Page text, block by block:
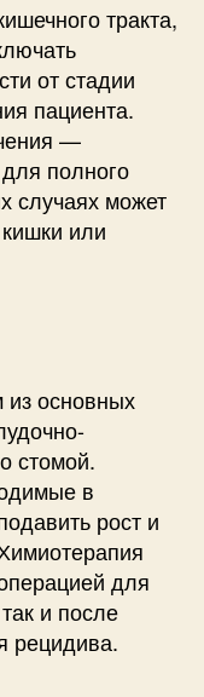
тракта,
от стадии
пациента.
—
полного
случаях может
или
из основных
стомой.
в
рост и
для
и после
рецидива.